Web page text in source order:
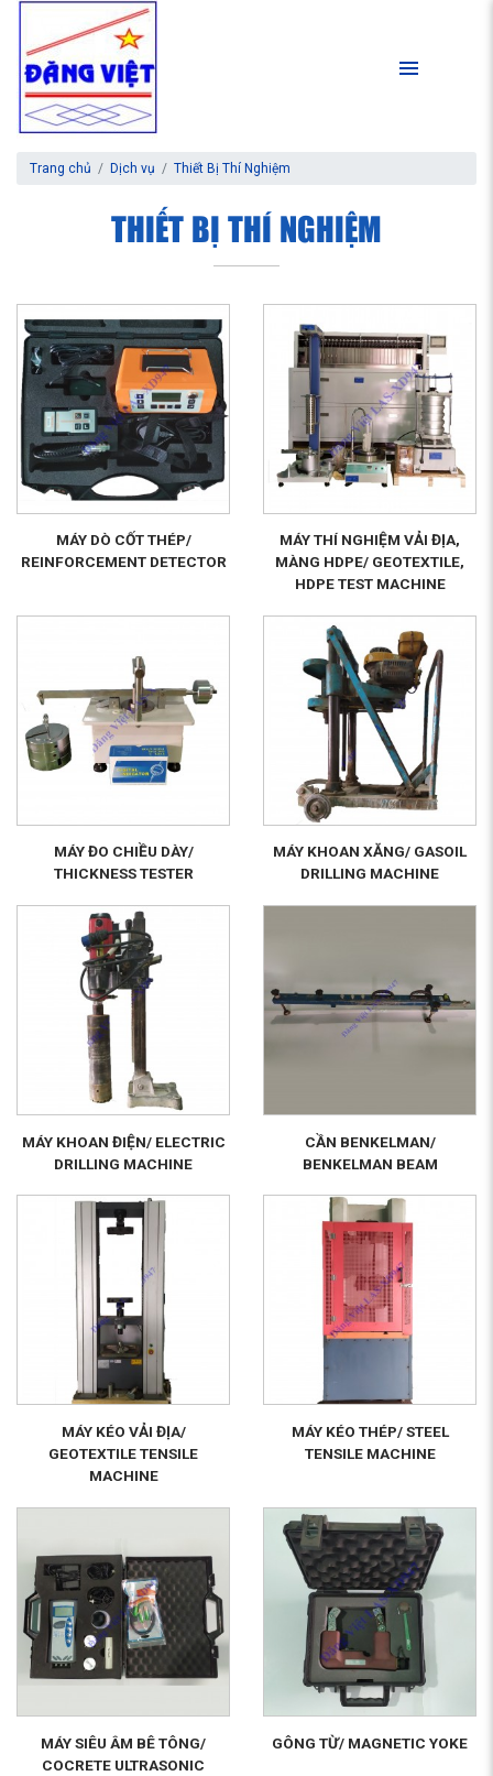
Trang chủ Dịch vụ Thiết Bị Thí Nghiệm
THIẾT BỊ THÍ NGHIỆM
MÁY DÒ CỐT THÉP/
REINFORCEMENT DETECTOR
MÁY THÍ NGHIỆM VẢI ĐỊA,
MÀNG HDPE/ GEOTEXTILE,
HDPE TEST MACHINE
MÁY ĐO CHIỀU DÀY/
THICKNESS TESTER
MÁY KHOAN XĂNG/ GASOIL
DRILLING MACHINE
MÁY KHOAN ĐIỆN/ ELECTRIC
DRILLING MACHINE
CẦN BENKELMAN/
BENKELMAN BEAM
MÁY KÉO VẢI ĐỊA/
GEOTEXTILE TENSILE
MACHINE
MÁY KÉO THÉP/ STEEL
TENSILE MACHINE
MÁY SIÊU ÂM BÊ TÔNG/
COCRETE ULTRASONIC
GÔNG TỪ/ MAGNETIC YOKE